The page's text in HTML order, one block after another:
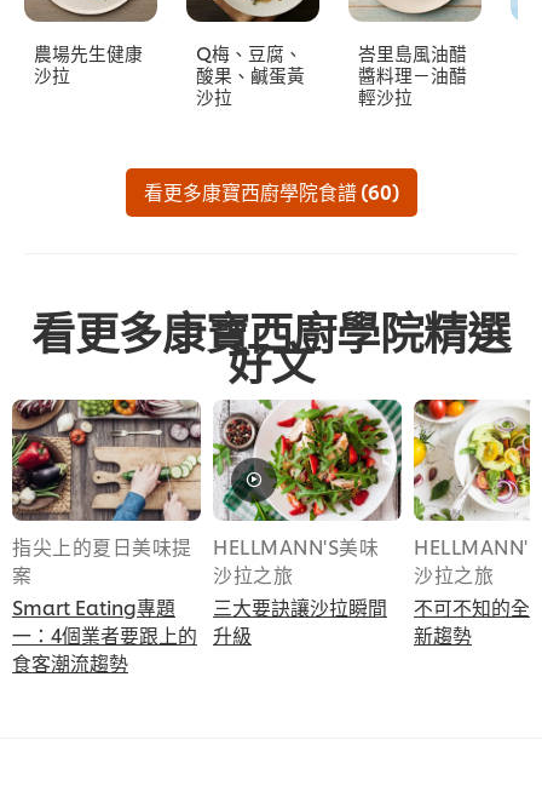
農場先生健康
沙拉
Q梅、豆腐、
酸果、鹹蛋黃
沙拉
峇里島風油醋
醬料理－油醋
輕沙拉
看更多康寶西廚學院食譜 (60)
看更多康寶西廚學院精選
好文
指尖上的夏日美味提
案
Smart Eating專題
一：4個業者要跟上的
食客潮流趨勢
HELLMANN'S美味
沙拉之旅
三大要訣讓沙拉瞬間
升級
沙拉之旅
不可不知的全
新趨勢